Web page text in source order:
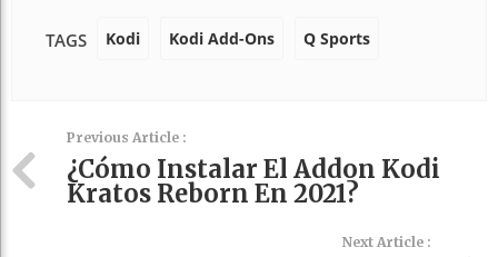
TAGS Kodi Kodi Add-Ons Q Sports
Previous Article :
¿Cómo Instalar El Addon Kodi
Kratos Reborn En 2021?
Next Article :